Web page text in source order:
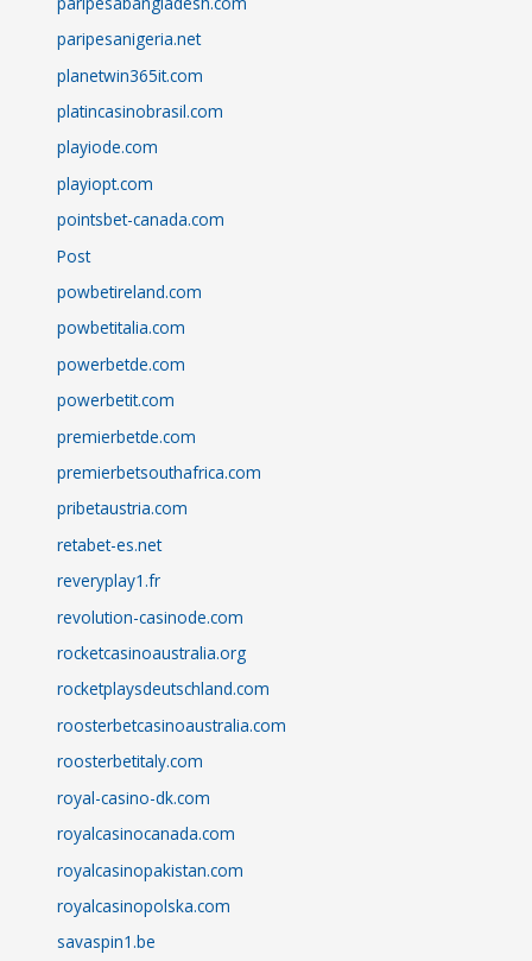
paripesanigeria.net
planetwin365it.com
platincasinobrasil.com
playiode.com
playiopt.com
pointsbet-canada.com
Post
powbetireland.com
powbetitalia.com
powerbetde.com
powerbetit.com
premierbetde.com
premierbetsouthafrica.com
pribetaustria.com
retabet-es.net
reveryplay1.fr
revolution-casinode.com
rocketcasinoaustralia.org
rocketplaysdeutschland.com
roosterbetcasinoaustralia.com
roosterbetitaly.com
royal-casino-dk.com
royalcasinocanada.com
royalcasinopakistan.com
royalcasinopolska.com
savaspin1.be